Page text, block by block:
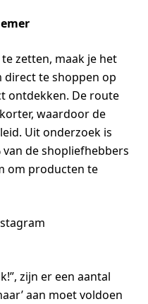
zetten, maak je het
direct te shoppen op
ontdekken. De route
waardoor de
Uit onderzoek is
de shopliefhebbers
om producten te
zijn er een aantal
aan moet voldoen